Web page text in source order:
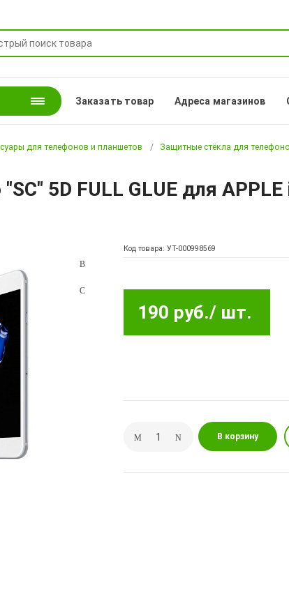
Заказать товар Адреса магазинов
для телефонов и планшетов Защитные стёкла для
5D FULL GLUE для
Код товара: УТ-000998569
190 руб./ шт.
В корзину